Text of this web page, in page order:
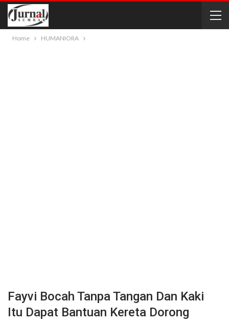
Home HUMANIORA
Fayvi Bocah Tanpa Tangan Dan Kaki
Itu Dapat Bantuan Kereta Dorong